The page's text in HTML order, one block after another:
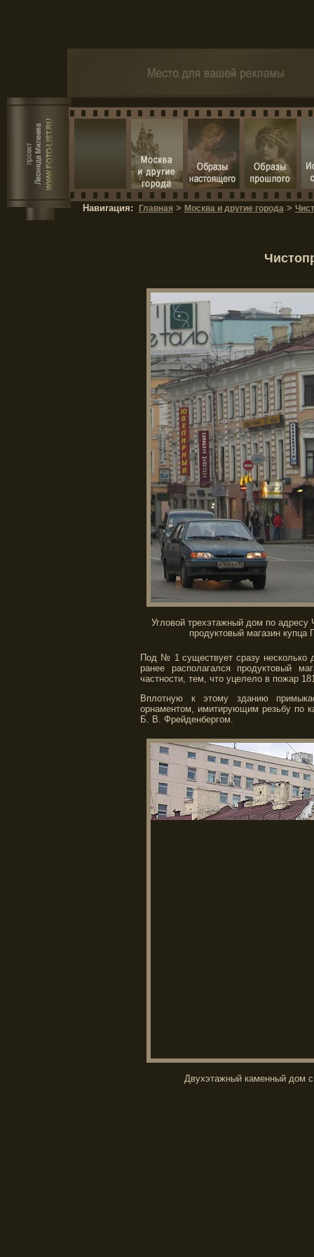
Навигация: Главная > Москва и другие города >
Угловой трехэтажный дом по адресу
продуктовый магазин купца
Под № 1 существует сразу несколько
ранее располагался продуктовый
частности, тем, что уцелело в пожар
Вплотную к этому зданию
орнаментом, имитирующим резьбу по
Б. В. Фрейденбергом.
Двухэтажный каменный дом